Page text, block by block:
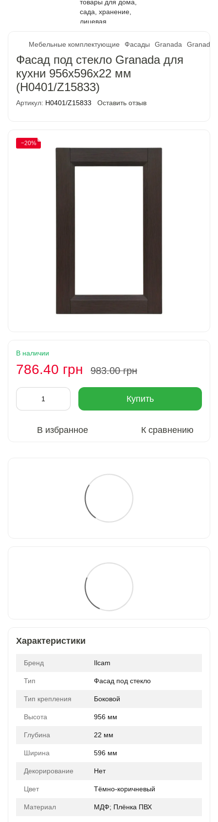
Мебельные комплектующие Фасады Granada Granada
Фасад под стекло Granada для
кухни 956х596х22 мм
(H0401/Z15833)
Артикул: H0401/Z15833 Оставить отзыв
−20%
В наличии
786.40 грн 983.00 грн
Купить
В избранное К сравнению
Характеристики
Бренд Ilcam
Тип Фасад под стекло
Тип крепления Боковой
Высота 956 мм
Глубина 22 мм
Ширина 596 мм
Декорирование Нет
Цвет Тёмно-коричневый
Материал МДФ; Плёнка ПВХ